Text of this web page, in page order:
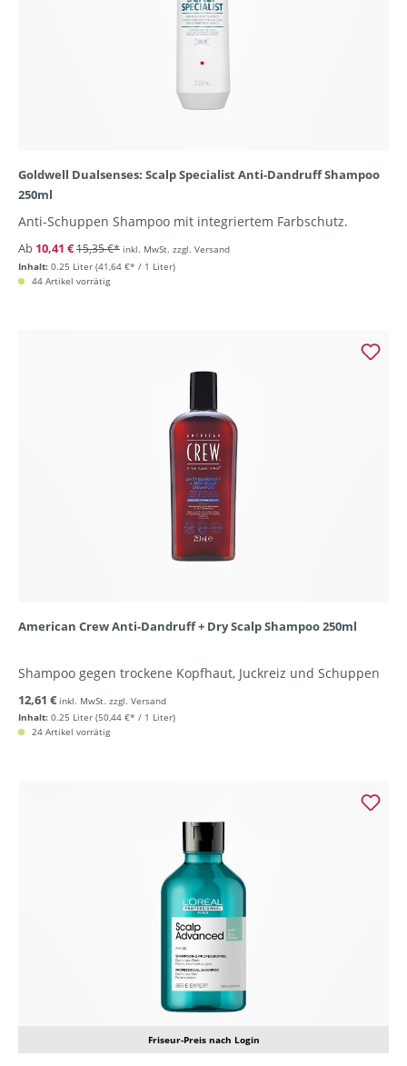
Goldwell Dualsenses: Scalp Specialist Anti-Dandruff Shampoo
250ml
Anti-Schuppen Shampoo mit integriertem Farbschutz.
Inhalt: 0.25 Liter (41,64 €* / 1 Liter)
Ab 10,41 €15,35 €* inkl. MwSt. zzgl. Versand
44 Artikel vorrätig
American Crew Anti-Dandruff + Dry Scalp Shampoo 250ml
Shampoo gegen trockene Kopfhaut, Juckreiz und Schuppen
Inhalt: 0.25 Liter (50,44 €* / 1 Liter)
12,61 € inkl. MwSt. zzgl. Versand
24 Artikel vorrätig
Friseur-Preis nach Login